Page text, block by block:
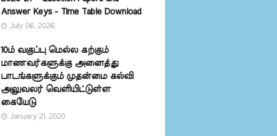
Answer Keys - Time Table Download
July 06, 2026
10ம் வகுப்பு மெல்ல கற்கும்
மாணவர்களுக்கு அனைத்து
பாடங்களுக்கும் முதன்மை கல்வி
அலுவலர் வெளியிட்டுள்ள
கையேடு
January 21, 2020